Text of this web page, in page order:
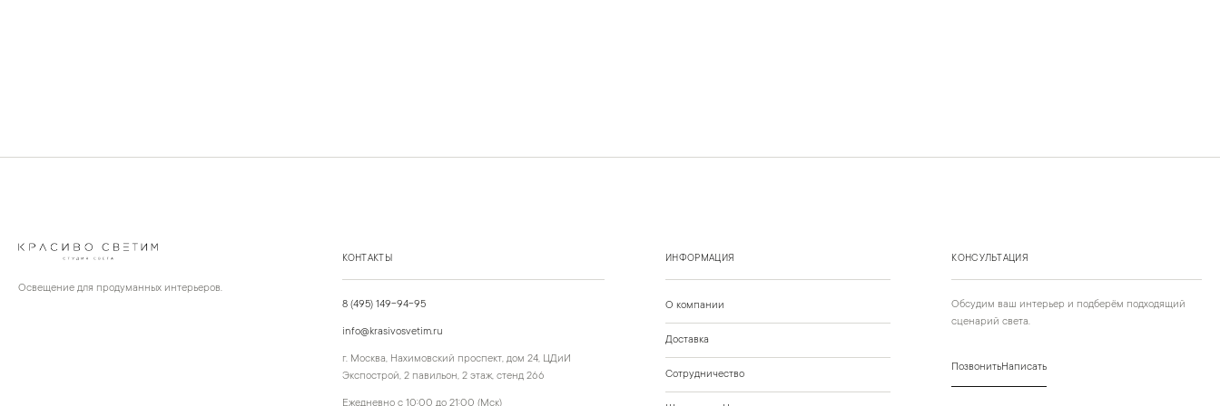
Освещение для продуманных интерьеров.
КОНТАКТЫ
8 (495) 149-94-95
info@krasivosvetim.ru
г. Москва, Нахимовский проспект, дом 24, ЦДиИ
Экспострой, 2 павильон, 2 этаж, стенд 266
КОНСУЛЬТАЦИЯ
Обсудим ваш интерьер и подберём подходящий
сценарий света.
ПозвонитьНаписать
ИНФОРМАЦИЯ
О компании
Доставка
Сотрудничество